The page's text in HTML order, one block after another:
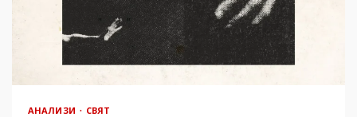
АНАЛИЗИ СВЯТ